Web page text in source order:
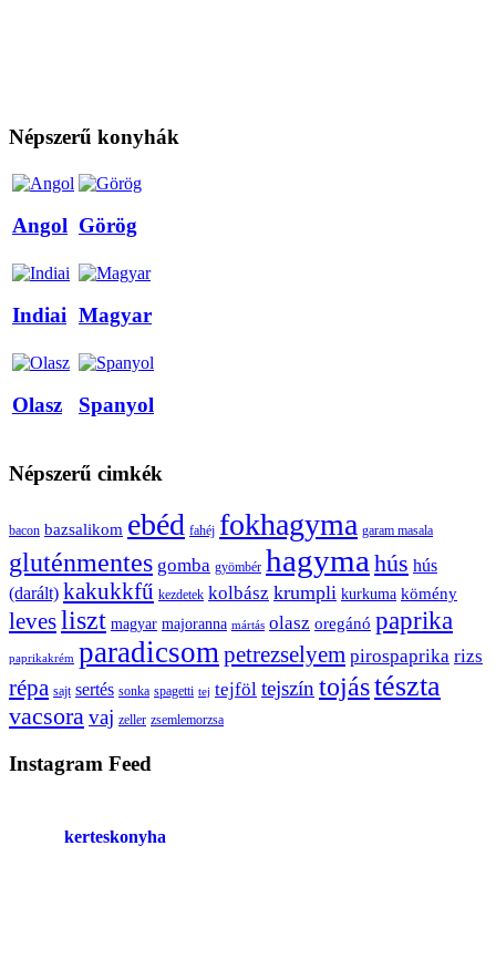
Népszerű konyhák
Angol Görög
Indiai Magyar
Olasz Spanyol
Népszerű cimkék
bacon bazsalikom ebéd fahéj fokhagyma garam masala
gluténmentes gomba gyömbér hagyma hús hús
(darált) kakukkfű kezdetek kolbász krumpli kurkuma kömény
levesliszt magyar majoranna mártás olasz oregánó paprika
paprikakrém paradicsompetrezselyem pirospaprika rizs
répa sajt sertés sonka spagetti tej tejföl tejszín tojástészta
vacsoravaj zeller zsemlemorzsa
Instagram Feed
kerteskonyha